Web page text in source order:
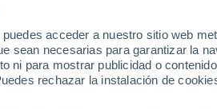
acceder a nuestro sitio web
sean necesarias para garantizar la
ni para mostrar publicidad o
rechazar la instalación de